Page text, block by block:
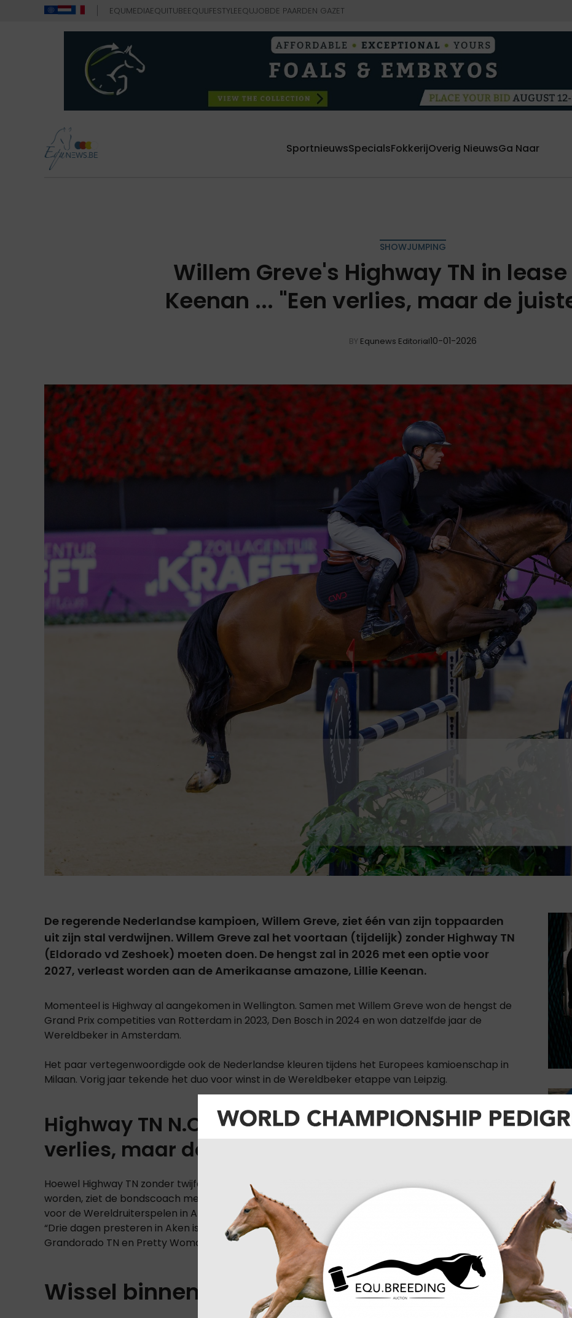
EQUMEDIAEQUITUBEEQULIFESTYLEEQUJOBDE PAARDEN GAZET
SportnieuwsSpecialsFokkerijOverig NieuwsGa Naar
SHOWJUMPING
Willem Greve's Highway TN in
Keenan ... "Een verlies, maar de
BY Equnews Editorial10-01-2026
De regerende Nederlandse kampioen, Willem Greve, ziet één van zijn toppaarden
uit zijn stal verdwijnen. Willem Greve zal het voortaan (tijdelijk) zonder Highway TN
(Eldorado vd Zeshoek) moeten doen. De hengst zal in 2026 met een optie voor
2027, verleast worden aan de Amerikaanse amazone, Lillie Keenan.
Momenteel is Highway al aangekomen in Wellington. Samen met Willem Greve won de hengst de
Grand Prix competities van Rotterdam in 2023, Den Bosch in 2024 en won datzelfde jaar de
Wereldbeker in Amsterdam.
Het paar vertegenwoordigde ook de Nederlandse kleuren tijdens het Europees kamioenschap in
Milaan. Vorig jaar tekende het duo voor winst in de Wereldbeker etappe van Leipzig.
Highway TN N.O.P. naar Lillie Keenan: ‘Een
verlies, maar de juiste stap’
Hoewel Highway TN zonder twijfel het meest succesvolle paard van Willem Greve genoemd mag
worden, ziet de bondscoach meer potentie in Grandorado TN en Pretty Woman van 't Paradijs
voor de Wereldruiterspelen in Aken van dit jaar. “Dat begrijp ik,” aldus mede-eigenaar Henk Nijhof.
“Drie dagen presteren in Aken is niet voor elk paard weggelegd. Qua vermogen hebben
Grandorado TN en Pretty Woman net dat beetje extra.”
Wissel binnen het N.O.P.
08-